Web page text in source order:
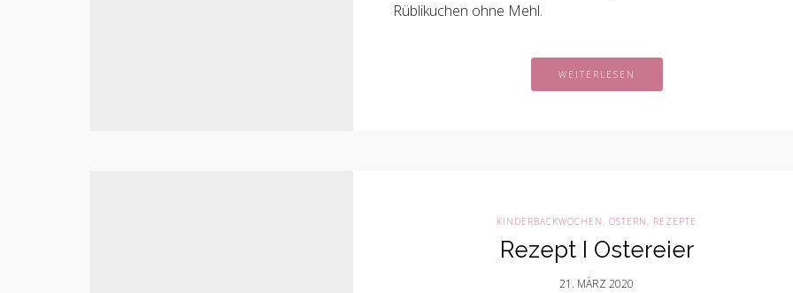
Rüblikuchen ohne Mehl.
WEITERLESEN
KINDERBACKWOCHEN, OSTERN, REZEPTE
Rezept I Ostereier
21. MÄRZ 2020